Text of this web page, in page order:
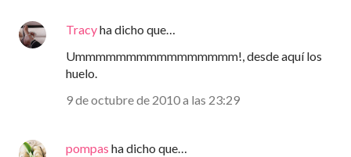
Tracyha dicho que…
Ummmmmmmmmmmmmmmm!, desde aquí los
huelo.
9 de octubre de 2010 a las 23:29
pompas ha dicho que…